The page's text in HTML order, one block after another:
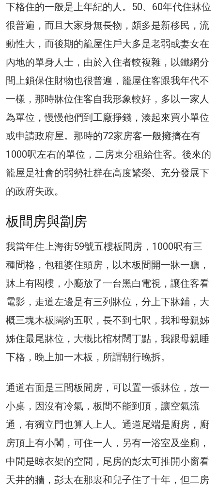
下格住的一般是上年紀的人。50、60年代住牀位
很普遍，而且大家身無長物，頗多是新移民，流
動性大，而後期的籠屋住戶大多是老弱或妻女在
內地的單身人士，由於入住者較複雜，以鐵網分
間上鎖保住財物也很普遍，籠屋住客跟我年代不
一樣，那時牀位住客自我形象較好，多以一家人
為單位，慢慢他們到工廠掙錢，湊起來買小單位
或申請政府屋。那時的72家房客一般擁擠在有
1000呎左右的單位，二房東分租給住客。後來的
籠屋是社會的弱勢社群在高度繁榮、充分發展下
的政府失政。
板間房與劏房
我當年住上海街59號五樓板間房，1000呎有三
種間格，包租婆住頭房，以木板間開一牀一廳，
牀上有閣樓，小廳放了一台黑白電視，讓住客看
電影，走道左邊是有三列牀位，分上下牀鋪，大
概三塊木板闊約五呎，長不到七呎，我和母親姊
姊住最尾牀位，大概比棺材闊丁點，我跟母親睡
下格，晚上加一木板，所謂朝行晚拆。
通道右面是三間板間房，可以置一張牀位，放一
小桌，因沒有冷氣，板間不能到頂，讓空氣流
通，有獨立門也算人上人。通道尾端是廚房，廚
房頂上有小閣，可住一人，另有一浴室及坐廁，
中間是晾衣架的空間，尾房的彭太可推開小窗看
天井的牆，彭太在那裏和兒子住了十年，但二房